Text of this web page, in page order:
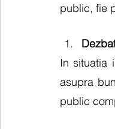
public, fie
In situatia
asupra
public